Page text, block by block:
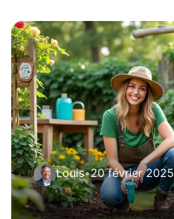
Louis•20 février 2025